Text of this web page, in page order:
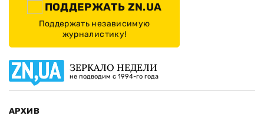
ПОДДЕРЖАТЬ ZN.UA
Поддержать независимую
журналистику!
ЗЕРКАЛО НЕДЕЛИ
не подводим с 1994-го года
АРХИВ